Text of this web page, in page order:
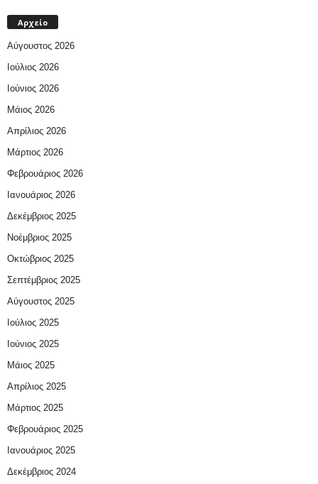
Αρχείο
Αύγουστος 2026
Ιούλιος 2026
Ιούνιος 2026
Μάιος 2026
Απρίλιος 2026
Μάρτιος 2026
Φεβρουάριος 2026
Ιανουάριος 2026
Δεκέμβριος 2025
Νοέμβριος 2025
Οκτώβριος 2025
Σεπτέμβριος 2025
Αύγουστος 2025
Ιούλιος 2025
Ιούνιος 2025
Μάιος 2025
Απρίλιος 2025
Μάρτιος 2025
Φεβρουάριος 2025
Ιανουάριος 2025
Δεκέμβριος 2024